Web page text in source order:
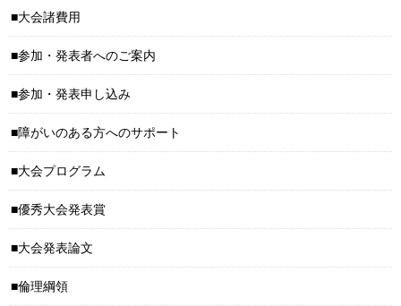
大会諸費用
参加・発表者へのご案内
参加・発表申し込み
障がいのある方へのサポート
大会プログラム
優秀大会発表賞
大会発表論文
倫理綱領